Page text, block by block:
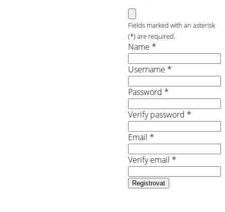
Fields marked with an asterisk
(*) are required.
Name *
Username *
Password *
Verify password *
Email *
Verify email *
Registrovat